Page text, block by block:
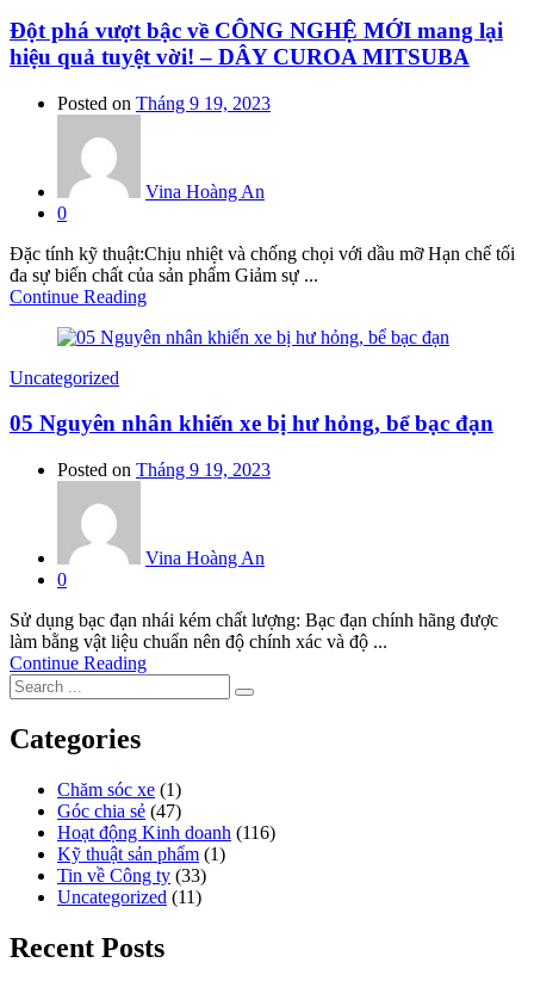
Đột phá vượt bậc về CÔNG NGHỆ MỚI mang lại
hiệu quả tuyệt vời! – DÂY CUROA MITSUBA
Posted on Tháng 9 19, 2023
Vina Hoàng An
0
Đặc tính kỹ thuật:Chịu nhiệt và chống chọi với dầu mỡ Hạn chế tối
đa sự biến chất của sản phẩm Giảm sự ...
Continue Reading
Uncategorized
05 Nguyên nhân khiến xe bị hư hỏng, bể bạc đạn
Posted on Tháng 9 19, 2023
Vina Hoàng An
0
Sử dụng bạc đạn nhái kém chất lượng: Bạc đạn chính hãng được
làm bằng vật liệu chuẩn nên độ chính xác và độ ...
Continue Reading
Categories
Chăm sóc xe (1)
Góc chia sẻ (47)
Hoạt động Kinh doanh (116)
Kỹ thuật sản phẩm (1)
Tin về Công ty (33)
Uncategorized (11)
Recent Posts